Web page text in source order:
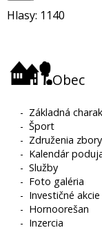
Hlasy: 1140
Obec
- Základná
-Šport
- Združenia
- Kalendár
-Služby
- Foto galéria
- Investičné akcie
- Hornoorešan
- Inzercia